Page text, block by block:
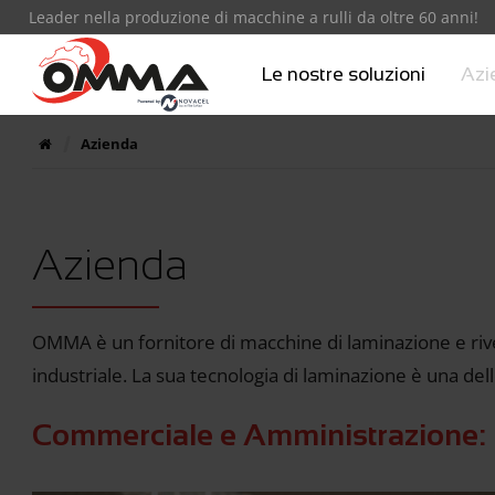
Leader nella produzione di macchine a rulli da oltre 60 anni!
Le nostre soluzioni
Azienda
Azienda
OMMA è un fornitore di macchine di laminazione e
industriale. La sua tecnologia di laminazione è una
Commerciale e Amministrazione: